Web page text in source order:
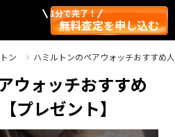
1分で完了！
無料査定を申し込む
ン ハミルトンのペアウォッチおすすめ
ウォッチおすすめ
プレゼント】